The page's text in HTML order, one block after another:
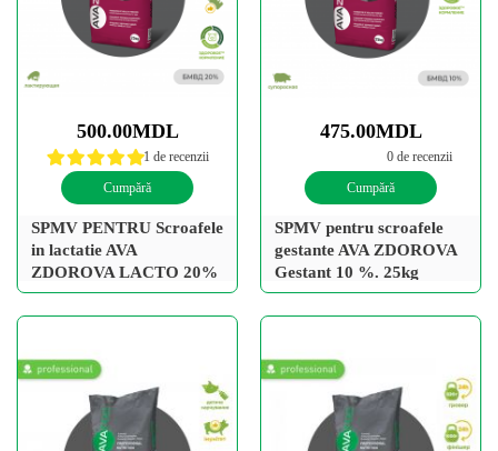
500.00MDL
1 de recenzii
Cumpără
SPMV PENTRU Scroafele
in lactatie AVA
ZDOROVA LACTO 20%
475.00MDL
0 de recenzii
Cumpără
SPMV pentru scroafele
gestante AVA ZDOROVA
Gestant 10 %. 25kg